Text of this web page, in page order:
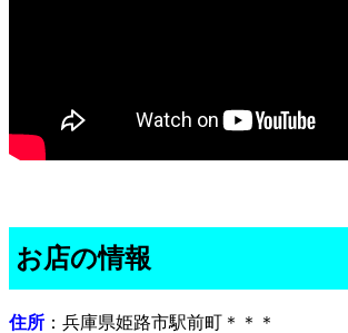
お店の情報
住所 ：兵庫県姫路市駅前町＊＊＊